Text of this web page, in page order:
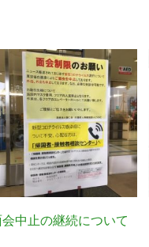
会中止の継続について